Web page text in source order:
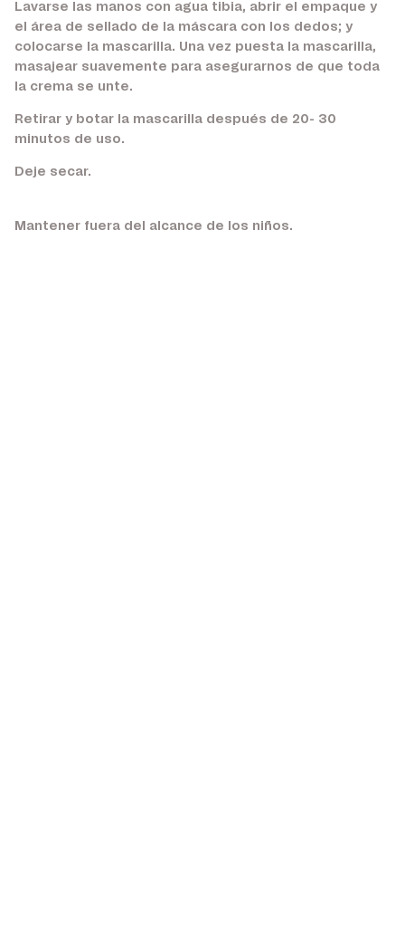
Lavarse las manos con agua tibia, abrir el empaque y
el área de sellado de la máscara con los dedos; y
colocarse la mascarilla. Una vez puesta la mascarilla,
masajear suavemente para asegurarnos de que toda
la crema se unte.
Retirar y botar la mascarilla después de 20- 30
minutos de uso.
Deje secar.
Mantener fuera del alcance de los niños.